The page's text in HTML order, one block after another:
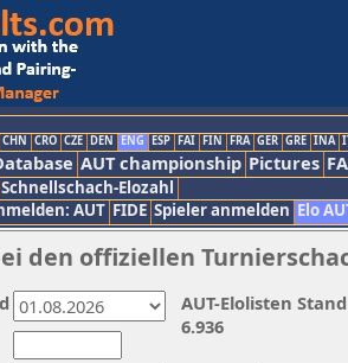
CHN CRO CZE DEN ENG ESP FAI FIN FRA GER GRE INA
AUT championship Pictures
Schnellschach-Elozahl
AUT FIDE Spieler anmelden Elo
den offiziellen
AUT-Elolisten
6.936